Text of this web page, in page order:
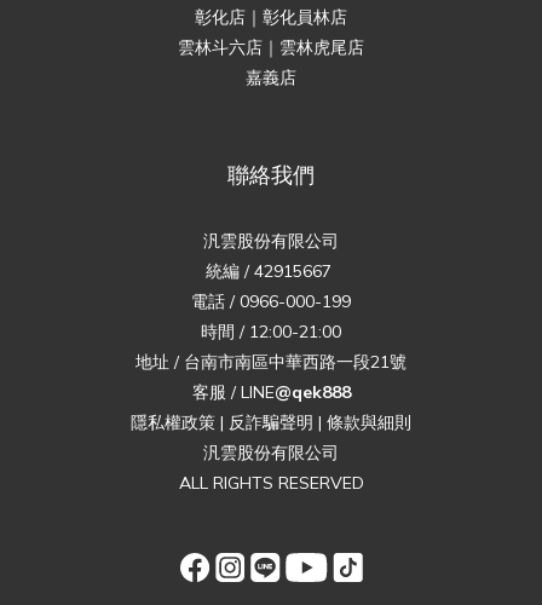
彰化店｜彰化員林店
雲林斗六店｜雲林虎尾店
嘉義店
聯絡我們
汎雲股份有限公司
統編 / 42915667
電話 / 0966-000-199
時間 / 12:00-21:00
地址 / 台南市南區中華西路一段21號
客服 / LINE@qek888
隱私權政策 | 反詐騙聲明 | 條款與細則
汎雲股份有限公司
ALL RIGHTS RESERVED